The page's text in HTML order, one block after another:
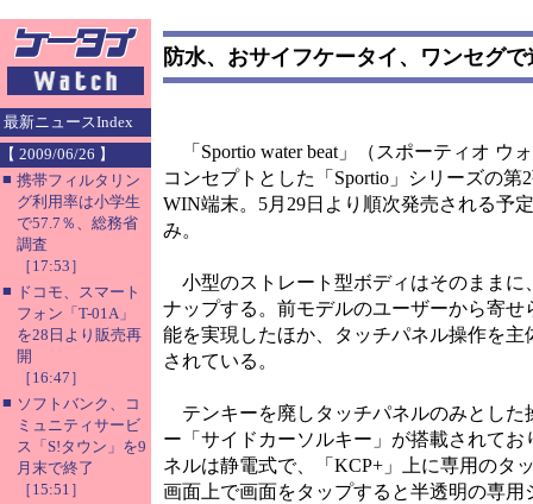
最新ニュースIndex
【 2009/06/26 】
■ 携帯フィルタリン
グ利用率は小学生
で57.7％、総務省
調査
［17:53］
■ ドコモ、スマート
フォン「T-01A」
を28日より販売再
開
［16:47］
■ ソフトバンク、コ
ミュニティサービ
ス「S!タウン」を9
月末で終了
［15:51］
防水、おサイフケータイ、ワンセグ
「Sportio water beat」（スポーティオ ウ
コンセプトとした「Sportio」シリーズの
WIN端末。5月29日より順次発売される予
み。
小型のストレート型ボディはそのままに
ナップする。前モデルのユーザーから寄
能を実現したほか、タッチパネル操作を
されている。
テンキーを廃しタッチパネルのみとした
ー「サイドカーソルキー」が搭載されて
ネルは静電式で、「KCP+」上に専用のタ
画面上で画面をタップすると半透明の専